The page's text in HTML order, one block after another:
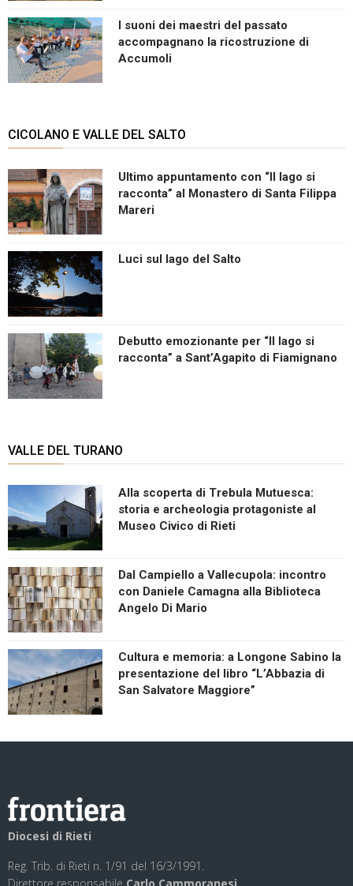
I suoni dei maestri del passato
accompagnano la ricostruzione di
Accumoli
CICOLANO E VALLE DEL SALTO
Ultimo appuntamento con “Il lago si
racconta” al Monastero di Santa Filippa
Mareri
Luci sul lago del Salto
Debutto emozionante per “Il lago si
racconta” a Sant’Agapito di Fiamignano
VALLE DEL TURANO
Alla scoperta di Trebula Mutuesca:
storia e archeologia protagoniste al
Museo Civico di Rieti
Dal Campiello a Vallecupola: incontro
con Daniele Camagna alla Biblioteca
Angelo Di Mario
Cultura e memoria: a Longone Sabino la
presentazione del libro “L’Abbazia di
San Salvatore Maggiore”
Diocesi di Rieti
Reg. Trib. di Rieti n. 1/91 del 16/3/1991.
Direttore responsabile Carlo Cammoranesi